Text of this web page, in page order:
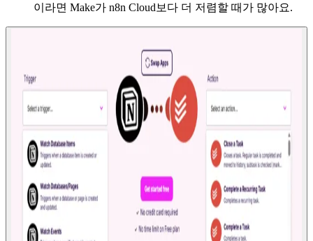
이라면 Make가 n8n Cloud보다 더 저렴할 때가 많아요.